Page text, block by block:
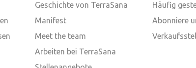
Geschichte von TerraSana
Manifest
Meet the team
Arbeiten bei TerraSana
Häufig
Abonniere